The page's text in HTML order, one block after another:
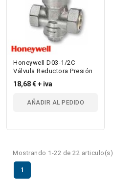
Honeywell D03-1/2C
Válvula Reductora Presión
18,68 €+ iva
AÑADIR AL PEDIDO
Mostrando 1-22 de 22 articulo(s)
1